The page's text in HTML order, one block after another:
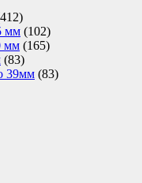
мм (102)
мм (165)
(83)
39мм (83)